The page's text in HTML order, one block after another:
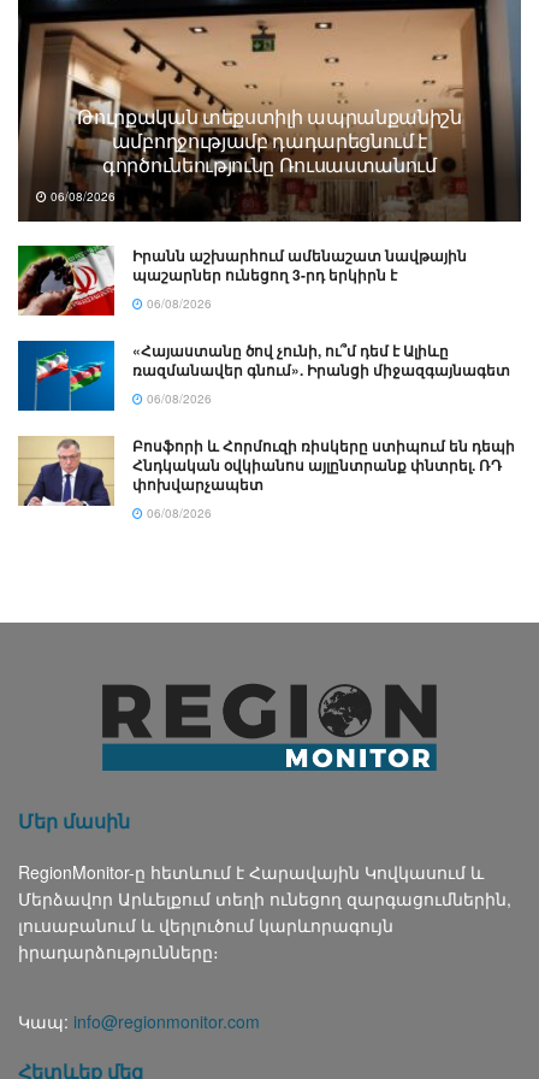
Թուրքական տեքստիլի ապրանքանիշն
ամբողջությամբ դադարեցնում է
գործունեությունը Ռուսաստանում
06/08/2026
Իրանն աշխարհում ամենաշատ նավթային
պաշարներ ունեցող 3-րդ երկիրն է
06/08/2026
«Հայաստանը ծով չունի, ու՞մ դեմ է Ալիևը
ռազմանավեր գնում». Իրանցի միջազգայնագետ
06/08/2026
Բոսֆորի և Հորմուզի ռիսկերը ստիպում են դեպի
Հնդկական օվկիանոս այլընտրանք փնտրել. ՌԴ
փոխվարչապետ
06/08/2026
Մեր մասին
RegionMonitor-ը հետևում է Հարավային Կովկասում և
Մերձավոր Արևելքում տեղի ունեցող զարգացումներին,
լուսաբանում և վերլուծում կարևորագույն
իրադարձությունները։
Կապ: info@regionmonitor.com
Հետևեք մեզ